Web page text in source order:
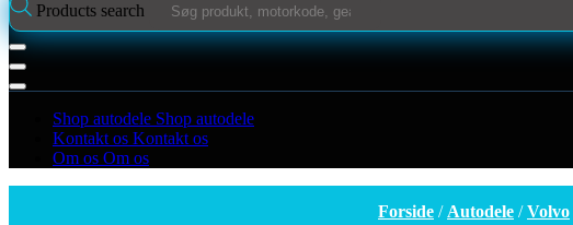
Products search
Shop autodele Shop autodele
Kontakt os Kontakt os
Om os Om os
Forside / Autodele /Volvo